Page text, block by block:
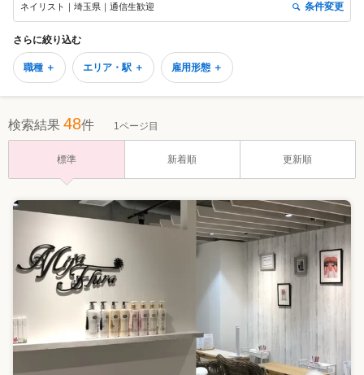
ネイリスト｜埼玉県｜通信生歓迎 条件変更
さらに絞り込む
職種 ＋ エリア・駅 ＋ 雇用形態 ＋
検索結果 48件 1ページ目
標準 新着順 更新順